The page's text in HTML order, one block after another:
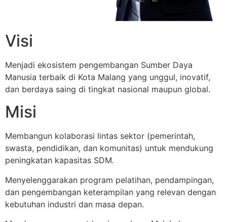
Visi
Menjadi ekosistem pengembangan Sumber Daya
Manusia terbaik di Kota Malang yang unggul, inovatif,
dan berdaya saing di tingkat nasional maupun global.
Misi
Membangun kolaborasi lintas sektor (pemerintah,
swasta, pendidikan, dan komunitas) untuk mendukung
peningkatan kapasitas SDM.
Menyelenggarakan program pelatihan, pendampingan,
dan pengembangan keterampilan yang relevan dengan
kebutuhan industri dan masa depan.